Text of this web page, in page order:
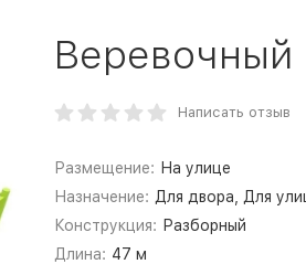
Веревочный
Написать отзыв
Размещение: На улице
Назначение: Для двора, Для
Конструкция: Разборный
Длина: 47 м